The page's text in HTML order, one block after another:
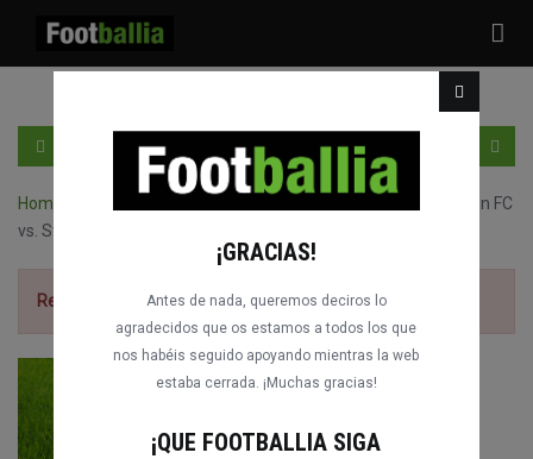
Home
Livingston FC
vs. St Johnstone
Regístrate gratispara ver el partido.
¡GRACIAS!
Antes de nada, queremos deciros lo
agradecidos que os estamos a todos los que
nos habéis seguido apoyando mientras la web
estaba cerrada. ¡Muchas gracias!
¡QUE FOOTBALLIA SIGA